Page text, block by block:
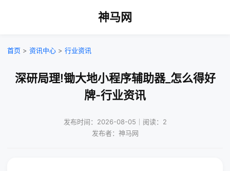
神马网
首页 > 资讯中心 > 行业资讯
深研局理!锄大地小程序辅助器_怎么得好
牌-行业资讯
发布时间：2026-08-05｜阅读：2
发布者：神马网